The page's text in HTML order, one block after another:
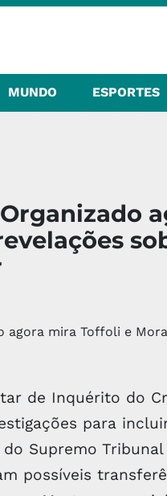
MUNDO ESPORTES
de Inquérito do
para
Supremo
possíveis